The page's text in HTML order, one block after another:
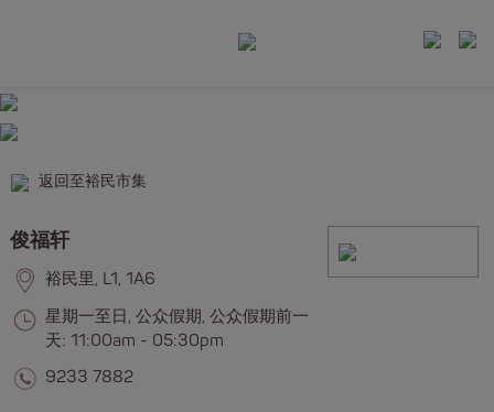
返回至裕民市集
俊福轩
裕民里, L1, 1A6
星期一至日, 公众假期, 公众假期前一
天: 11:00am - 05:30pm
9233 7882